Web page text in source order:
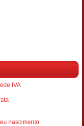
IVA
nascimento